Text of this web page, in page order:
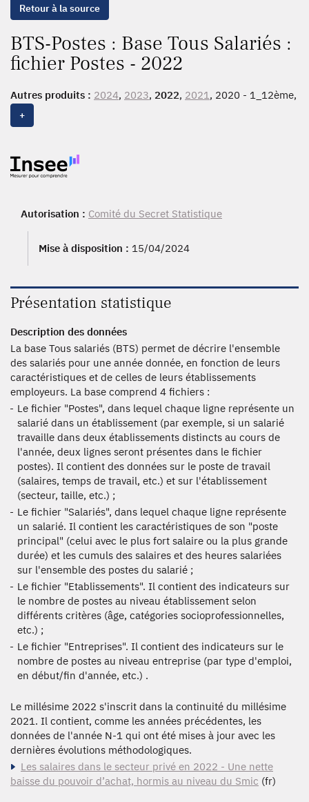
Retour à la source
BTS-Postes : Base Tous Salariés :
fichier Postes - 2022
Autres produits : 2024, 2023, 2022, 2021, 2020 - 1_12ème,
2020
- 1_12ème,
2011 - 1_12ème, 2011, 2010 - 1_12ème, 2010, 2009, 2008
- 1_12ème, 2008, 2007 - 1_12ème, 2007, 2006 - 1_12ème,
2006, 2005 - 1_12ème, 2005, 2004 - 1_12ème, 2004, 2003,
1993
+
Autorisation : Comité du Secret Statistique
Mise à disposition : 15/04/2024
Présentation statistique
Description des données
La base Tous salariés (BTS) permet de décrire l'ensemble
des salariés pour une année donnée, en fonction de leurs
caractéristiques et de celles de leurs établissements
employeurs. La base comprend 4 fichiers :
Le fichier "Postes", dans lequel chaque ligne représente un
salarié dans un établissement (par exemple, si un salarié
travaille dans deux établissements distincts au cours de
l'année, deux lignes seront présentes dans le fichier
postes). Il contient des données sur le poste de travail
(salaires, temps de travail, etc.) et sur l'établissement
(secteur, taille, etc.) ;
Le fichier "Salariés", dans lequel chaque ligne représente
un salarié. Il contient les caractéristiques de son "poste
principal" (celui avec le plus fort salaire ou la plus grande
durée) et les cumuls des salaires et des heures salariées
sur l'ensemble des postes du salarié ;
Le fichier "Etablissements". Il contient des indicateurs sur
le nombre de postes au niveau établissement selon
différents critères (âge, catégories socioprofessionnelles,
etc.) ;
Le fichier "Entreprises". Il contient des indicateurs sur le
nombre de postes au niveau entreprise (par type d'emploi,
en début/fin d'année, etc.) .
Le millésime 2022 s'inscrit dans la continuité du millésime
2021. Il contient, comme les années précédentes, les
données de l'année N-1 qui ont été mises à jour avec les
dernières évolutions méthodologiques.
Les salaires dans le secteur privé en 2022 - Une nette
baisse du pouvoir d’achat, hormis au niveau du Smic (fr)